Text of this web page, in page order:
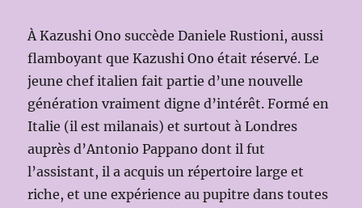
À Kazushi Ono succède Daniele Rustioni, aussi
flamboyant que Kazushi Ono était réservé. Le
jeune chef italien fait partie d’une nouvelle
génération vraiment digne d’intérêt. Formé en
Italie (il est milanais) et surtout à Londres
auprès d’Antonio Pappano dont il fut
l’assistant, il a acquis un répertoire large et
riche, et une expérience au pupitre dans toutes